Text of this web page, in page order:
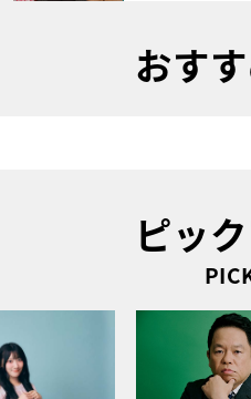
おす
ピッ